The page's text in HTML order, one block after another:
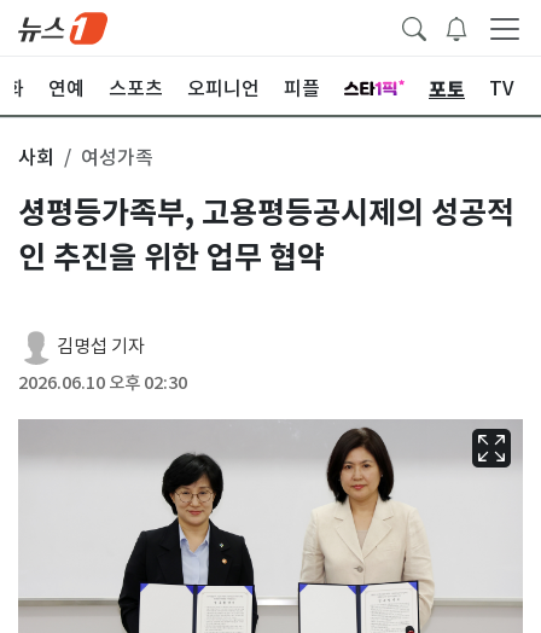
화 연예 스포츠 오피니언 피플 포토 TV
사회 여성가족
셩평등가족부, 고용평등공시제의 성공적
인 추진을 위한 업무 협약
김명섭 기자
2026.06.10 오후 02:30